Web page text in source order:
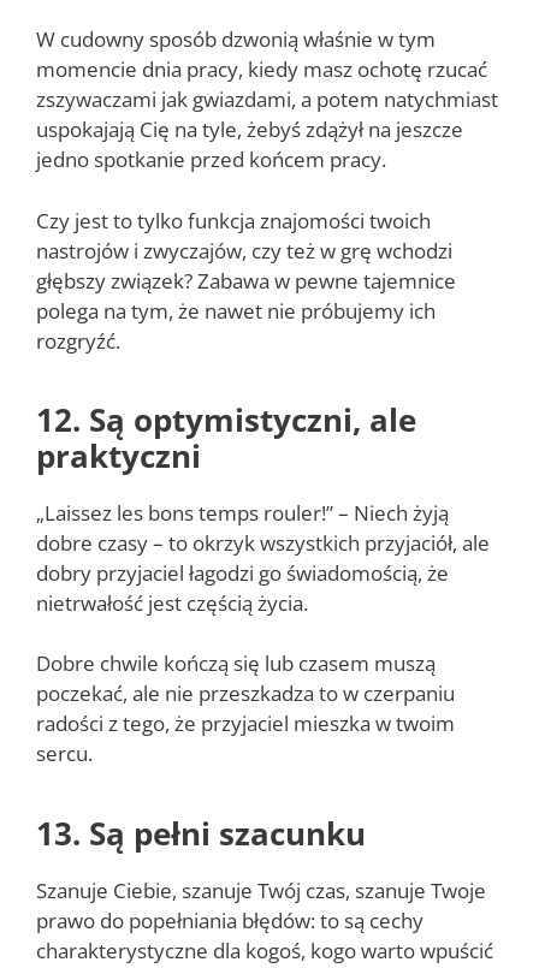
W cudowny sposób dzwonią właśnie w tym
momencie dnia pracy, kiedy masz ochotę rzucać
zszywaczami jak gwiazdami, a potem natychmiast
uspokajają Cię na tyle, żebyś zdążył na jeszcze
jedno spotkanie przed końcem pracy.
Czy jest to tylko funkcja znajomości twoich
nastrojów i zwyczajów, czy też w grę wchodzi
głębszy związek? Zabawa w pewne tajemnice
polega na tym, że nawet nie próbujemy ich
rozgryźć.
12. Są optymistyczni, ale
praktyczni
„Laissez les bons temps rouler!” – Niech żyją
dobre czasy – to okrzyk wszystkich przyjaciół, ale
dobry przyjaciel łagodzi go świadomością, że
nietrwałość jest częścią życia.
Dobre chwile kończą się lub czasem muszą
poczekać, ale nie przeszkadza to w czerpaniu
radości z tego, że przyjaciel mieszka w twoim
sercu.
13. Są pełni szacunku
Szanuje Ciebie, szanuje Twój czas, szanuje Twoje
prawo do popełniania błędów: to są cechy
charakterystyczne dla kogoś, kogo warto wpuścić